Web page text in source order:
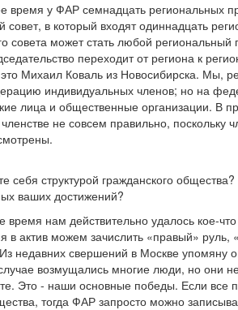
время у ФАР семнадцать региональных
совет, в который входят одиннадцать
совета может стать любой
переходит от региона к
Михаил Коваль из Новосибирска. Мы,
индивидуальных членов; но на
лица и общественные организации. В
не совсем правильно, поскольку
себя структурой гражданского
ваших достижений?
время нам действительно удалось кое-
в актив можем зачислить «правый»
недавних свершений в Москве упомяну
возмущались многие люди, но они
Это - наши основные победы. Если все
тогда ФАР запросто можно